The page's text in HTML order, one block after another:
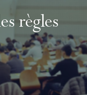
règles